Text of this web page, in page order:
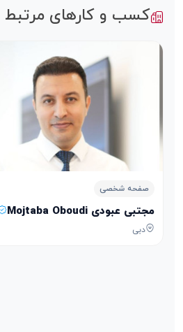
کسب و کارهای مرتبط
صفحه شخصی
مجتبی عبودی Mojtaba Oboudi
دبی